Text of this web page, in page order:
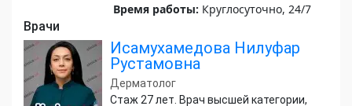
Время работы: Круглосуточно, 24/7
Врачи
Исамухамедова Нилуфар
Рустамовна
Дерматолог
Стаж 27 лет. Врач высшей категории,